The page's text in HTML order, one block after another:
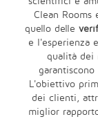
Clean
quello delle
e l'esperienza
qualità dei
L'obiettivo
dei clienti,
miglior